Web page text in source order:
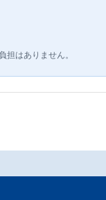
はありません。